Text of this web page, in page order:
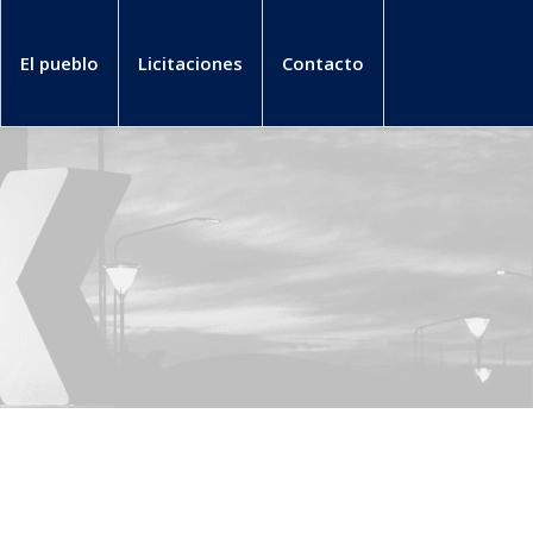
El pueblo Licitaciones Contacto